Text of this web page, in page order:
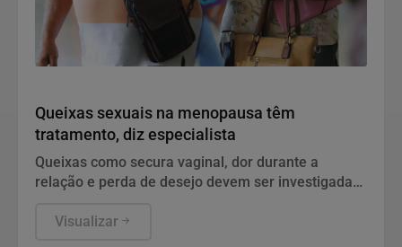
Queixas sexuais na menopausa têm
tratamento, diz especialista
Queixas como secura vaginal, dor durante a
relação e perda de desejo devem ser investigadas
Visualizar